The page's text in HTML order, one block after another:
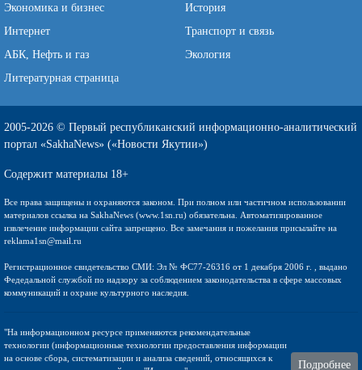
Экономика и бизнес
История
Интернет
Транспорт и связь
АБК, Нефть и газ
Экология
Литературная страница
2005-2026 © Первый республиканский информационно-аналитический
портал «SakhaNews» («Новости Якутии»)
Содержит материалы 18+
Все права защищены и охраняются законом. При полном или частичном использовании
материалов ссылка на SakhaNews (www.1sn.ru) обязательна. Автоматизированное
извлечение информации сайта запрещено. Все замечания и пожелания присылайте на
reklama1sn@mail.ru
Регистрационное свидетельство СМИ: Эл № ФС77-26316 от 1 декабря 2006 г. , выдано
Федедальной службой по надзору за соблюдением законодательства в сфере массовых
коммуникаций и охране культурного наследия.
"На информационном ресурсе применяются рекомендательные
технологии (информационные технологии предоставления информации
на основе сбора, систематизации и анализа сведений, относящихся к
Подробнее